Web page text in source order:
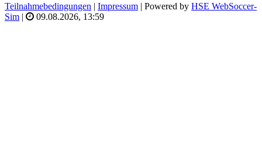
Teilnahmebedingungen | Impressum | Powered by HSE WebSoccer-
Sim | 09.08.2026, 13:59